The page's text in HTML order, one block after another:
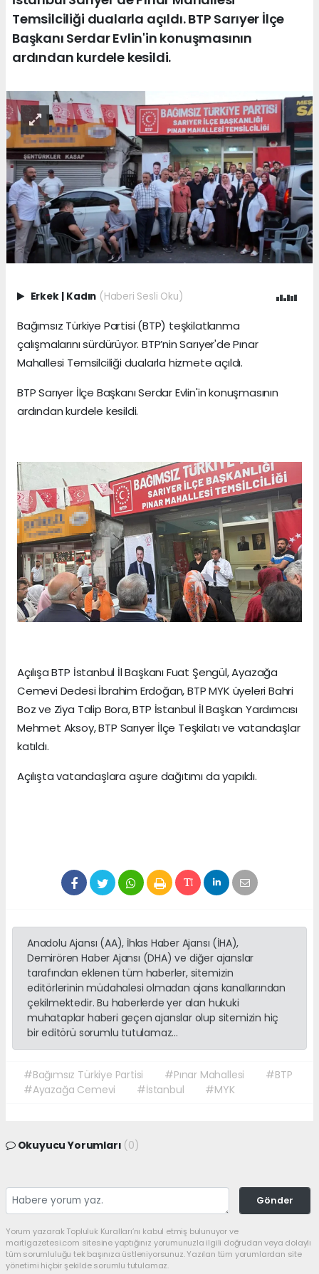
Temsilciliği dualarla açıldı. BTP Sarıyer İlçe
Başkanı Serdar Evlin'in konuşmasının
ardından kurdele kesildi.
Erkek | Kadın (Haberi Sesli Oku)
Bağımsız Türkiye Partisi (BTP) teşkilatlanma
çalışmalarını sürdürüyor. BTP’nin Sarıyer'de Pınar
Mahallesi Temsilciliği dualarla hizmete açıldı.
BTP Sarıyer İlçe Başkanı Serdar Evlin'in konuşmasının
ardından kurdele kesildi.
Açılışa BTP İstanbul İl Başkanı Fuat Şengül, Ayazağa
Cemevi Dedesi İbrahim Erdoğan, BTP MYK üyeleri Bahri
Boz ve Ziya Talip Bora, BTP İstanbul İl Başkan Yardımcısı
Mehmet Aksoy, BTP Sarıyer İlçe Teşkilatı ve vatandaşlar
katıldı.
Açılışta vatandaşlara aşure dağıtımı da yapıldı.
Anadolu Ajansı (AA), İhlas Haber Ajansı (İHA),
Demirören Haber Ajansı (DHA) ve diğer ajanslar
tarafından eklenen tüm haberler, sitemizin
editörlerinin müdahalesi olmadan ajans kanallarından
çekilmektedir. Bu haberlerde yer alan hukuki
muhataplar haberi geçen ajanslar olup sitemizin hiç
bir editörü sorumlu tutulamaz...
#Bağımsız Türkiye Partisi #Pınar Mahallesi
#BTP
#Ayazağa Cemevi
#İstanbul #MYK
Okuyucu Yorumları (0)
Gönder
Yorum yazarak Topluluk Kuralları’nı kabul etmiş bulunuyor ve
martigazetesi.com sitesine yaptığınız yorumunuzla ilgili doğrudan veya dolaylı
tüm sorumluluğu tek başınıza üstleniyorsunuz. Yazılan tüm yorumlardan site
yönetimi hiçbir şekilde sorumlu tutulamaz.